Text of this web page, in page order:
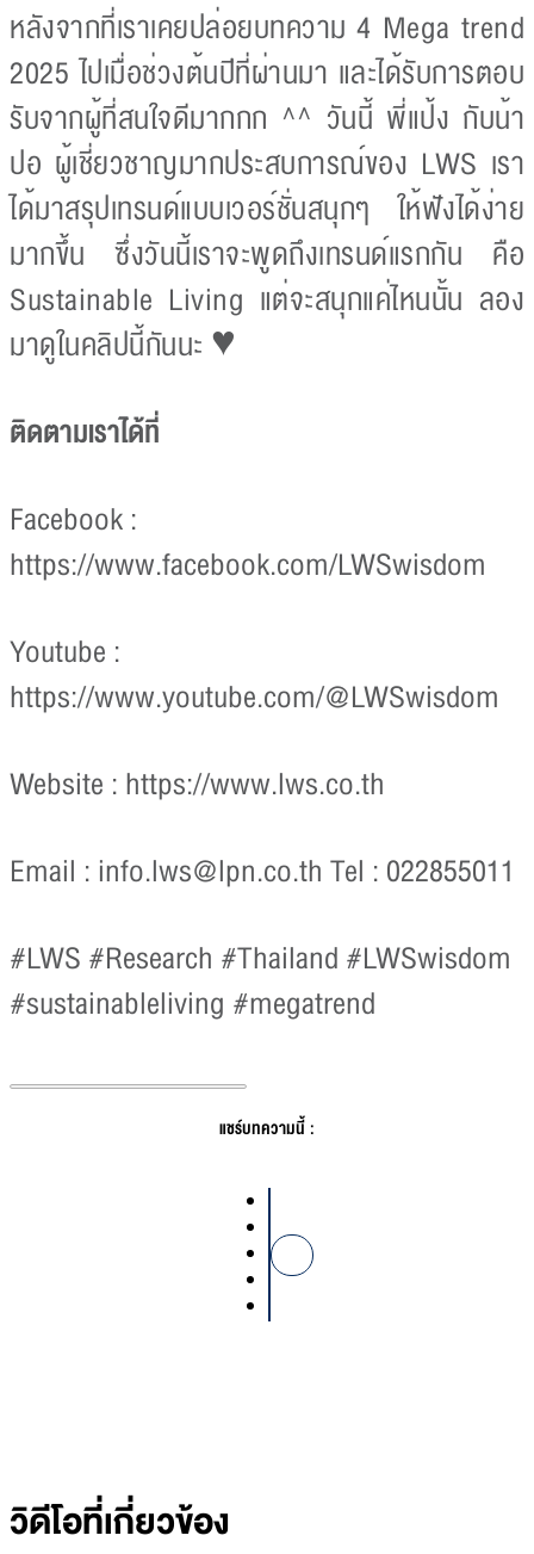
หลังจากที่เราเคยปล่อยบทความ 4 Mega trend
2025 ไปเมื่อช่วงต้นปีที่ผ่านมา และได้รับการตอบ
รับจากผู้ที่สนใจดีมากกก ^^ วันนี้ พี่แป้ง กับน้า
ปอ ผู้เชี่ยวชาญมากประสบการณ์ของ LWS เรา
ได้มาสรุปเทรนด์แบบเวอร์ชั่นสนุกๆ ให้ฟังได้ง่าย
มากขึ้น ซึ่งวันนี้เราจะพูดถึงเทรนด์แรกกัน คือ
Sustainable Living แต่จะสนุกแค่ไหนนั้น ลอง
มาดูในคลิปนี้กันนะ ♥
ติดตามเราได้ที่
Facebook :
https://www.facebook.com/LWSwisdom
Youtube :
https://www.youtube.com/@LWSwisdom
Website : https://www.lws.co.th
Email : info.lws@lpn.co.thTel : 022855011
#LWS #Research #Thailand #LWSwisdom
#sustainableliving #megatrend
วิดีโอที่เกี่ยวข้อง
แชร์บทความนี้ :